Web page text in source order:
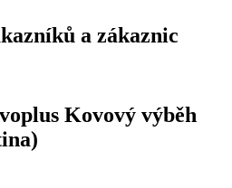
a zákaznic
Kovový výběh